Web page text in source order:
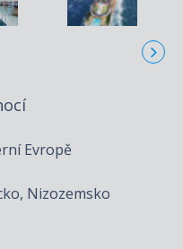
Evropě
Nizozemsko